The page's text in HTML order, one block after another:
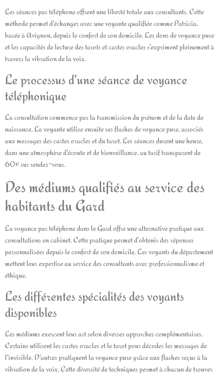
Les séances par téléphone offrent une liberté totale aux consultants. Cette
méthode permet d'échanger avec une voyante qualifiée comme Patricia,
basée à Avignon, depuis le confort de son domicile. Les dons de voyance pure
et les capacités de lecture des tarots et cartes oracles s'expriment pleinement à
travers la vibration de la voix.
Le processus d'une séance de voyance
téléphonique
La consultation commence par la transmission du prénom et de la date de
naissance. La voyante utilise ensuite ses flashes de voyance pure, associés
aux messages des cartes oracles et du tarot. Les séances durent une heure,
dans une atmosphère d'écoute et de bienveillance, au tarif transparent de
60€ sur rendez-vous.
Des médiums qualifiés au service des
habitants du Gard
La voyance par téléphone dans le Gard offre une alternative pratique aux
consultations en cabinet. Cette pratique permet d'obtenir des réponses
personnalisées depuis le confort de son domicile. Les voyants du département
mettent leur expertise au service des consultants avec professionnalisme et
éthique.
Les différentes spécialités des voyants
disponibles
Les médiums exercent leur art selon diverses approches complémentaires.
Certains utilisent les cartes oracles et le tarot pour décoder les messages de
l'invisible. D'autres pratiquent la voyance pure grâce aux flashes reçus à la
vibration de la voix. Cette diversité de techniques permet à chacun de trouver